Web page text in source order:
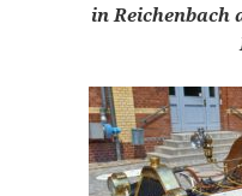
in Reichenbach